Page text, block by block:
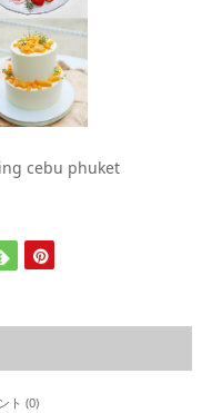
cebu phuket
ト (0)